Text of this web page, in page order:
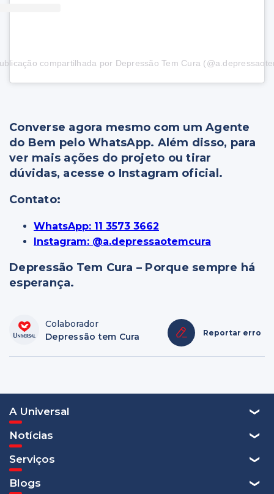
compartilhada por Depressão Tem Cura
Converse agora mesmo com um Agente
do Bem pelo WhatsApp. Além disso, para
ver mais ações do projeto ou tirar
dúvidas, acesse o Instagram oficial.
Contato:
WhatsApp: 11 3573 3662
Instagram: @a.depressaotemcura
Depressão Tem Cura – Porque sempre há
esperança.
Colaborador
Depressão tem Cura
Reportar erro
A Universal
Notícias
Serviços
Blogs